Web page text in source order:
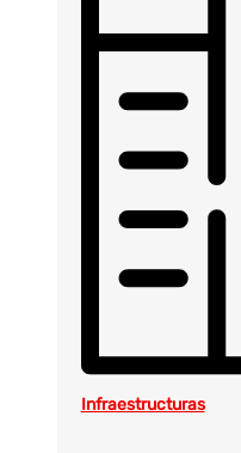
Infraestructuras